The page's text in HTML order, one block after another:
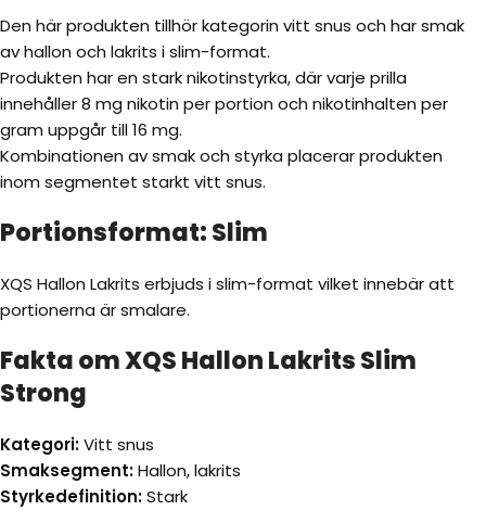
Den här produkten tillhör kategorin vitt snus och har smak
av hallon och lakrits i slim-format.
Produkten har en stark nikotinstyrka, där varje prilla
innehåller 8 mg nikotin per portion och nikotinhalten per
gram uppgår till 16 mg.
Kombinationen av smak och styrka placerar produkten
inom segmentet starkt vitt snus.
Portionsformat: Slim
XQS Hallon Lakrits erbjuds i slim-format vilket innebär att
portionerna är smalare.
Fakta om XQS Hallon Lakrits Slim
Strong
Kategori:Vitt snus
Smaksegment:Hallon, lakrits
Styrkedefinition:Stark